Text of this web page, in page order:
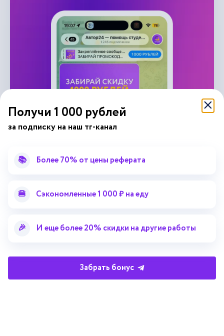
справочник
от
автор24
Подписывайся на наши соц. сети
Научные статьи
Методические указания
Справочник терминов
Отзывы об Автор24
Помощь эксперта
Справочник рефератов
Получи 1 000 рублей
за подписку на наш тг-канал
📚 Более 70% от цены реферата
🍔 Сэкономленные 1 000 ₽ на еду
🎉 И еще более 20% скидки на другие работы
Забрать бонус